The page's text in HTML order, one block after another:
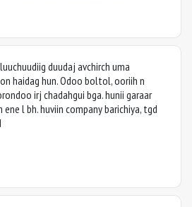
duudaj avchirch uma
haidag hun. Odoo boltol, ooriih n
irj chadahgui bga. hunii garaar
l bh. huviin company barichiya, tgd